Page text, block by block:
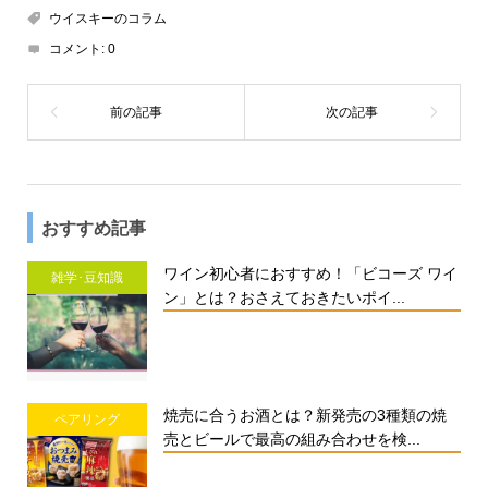
ウイスキーのコラム
コメント: 0
おすすめ記事
雑学･豆知識
ワイン初心者におすすめ！「ビコーズ ワイ
ン」とは？おさえておきたいポイ...
ペアリング
焼売に合うお酒とは？新発売の3種類の焼
売とビールで最高の組み合わせを検...